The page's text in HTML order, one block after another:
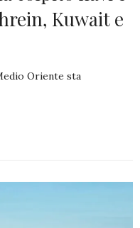
Kuwait e
Oriente sta